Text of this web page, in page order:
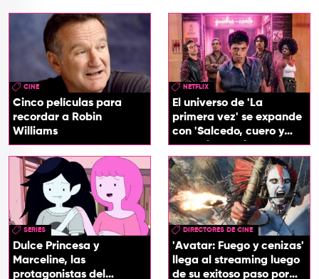
CINE
Cinco películas para
recordar a Robin
Williams
NETFLIX
El universo de 'La
primera vez' se expande
con 'Salcedo, cuero y
boogaloo', spin off
SERIES
Dulce Princesa y
Marceline, las
protagonistas del
DIRECTORES DE CINE
'Avatar: Fuego y cenizas'
llega al streaming luego
de su exitoso paso por